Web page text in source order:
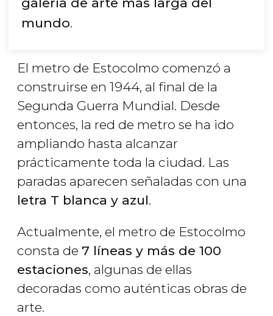
mundo.
El metro de Estocolmo comenzó a
construirse en 1944, al final de la
Segunda Guerra Mundial. Desde
entonces, la red de metro se ha ido
ampliando hasta alcanzar
prácticamente toda la ciudad. Las
paradas aparecen señaladas con una
letra T blanca y azul.
Actualmente, el metro de Estocolmo
consta de 7 líneas y más de 100
estaciones, algunas de ellas
decoradas como auténticas obras de
arte.